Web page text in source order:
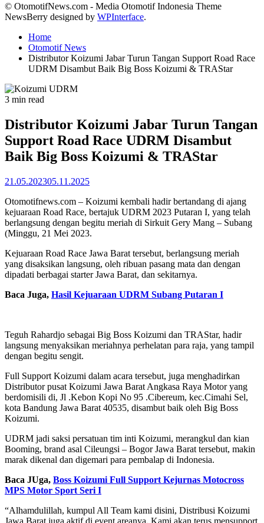
© OtomotifNews.com - Media Otomotif Indonesia Theme
NewsBerry designed by WPInterface.
Home
Otomotif News
Distributor Koizumi Jabar Turun Tangan Support Road Race
UDRM Disambut Baik Big Boss Koizumi & TRAStar
Estimated
time
3 min read
Distributor Koizumi Jabar Turun Tangan
Support Road Race UDRM Disambut
Baik Big Boss Koizumi & TRAStar
21.05.202305.11.2025
Otomotifnews.com – Koizumi kembali hadir bertandang di ajang
kejuaraan Road Race, bertajuk UDRM 2023 Putaran I, yang telah
berlangsung dengan begitu meriah di Sirkuit Gery Mang – Subang
(Minggu, 21 Mei 2023.
Kejuaraan Road Race Jawa Barat tersebut, berlangsung meriah
yang disaksikan langsung, oleh ribuan pasang mata dan dengan
dipadati berbagai starter Jawa Barat, dan sekitarnya.
Baca Juga, Hasil Kejuaraan UDRM Subang Putaran I
Teguh Rahardjo sebagai Big Boss Koizumi dan TRAStar, hadir
langsung menyaksikan meriahnya perhelatan para raja, yang tampil
dengan begitu sengit.
Full Support Koizumi dalam acara tersebut, juga menghadirkan
Distributor pusat Koizumi Jawa Barat Angkasa Raya Motor yang
berdomisili di, Jl .Kebon Kopi No 95 .Cibereum, kec.Cimahi Sel,
kota Bandung Jawa Barat 40535, disambut baik oleh Big Boss
Koizumi.
UDRM jadi saksi persatuan tim inti Koizumi, merangkul dan kian
Booming, brand asal Cileungsi – Bogor Jawa Barat tersebut, makin
marak dikenal dan digemari para pembalap di Indonesia.
Baca JUga, Boss Koizumi Full Support Kejurnas Motocross
MPS Motor Sport Seri I
“Alhamdulillah, kumpul All Team kami disini, Distribusi Koizumi
Jawa Barat juga aktif di event areanya. Kami akan terus mensupport